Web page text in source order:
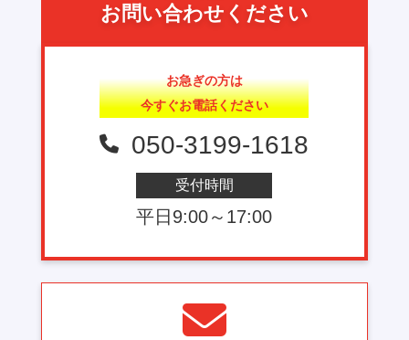
お問い合わせください
お急ぎの方は
今すぐお電話ください
050-3199-1618
受付時間
平日9:00～17:00